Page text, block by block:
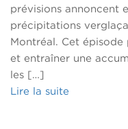
prévisions annoncent
précipitations
Montréal. Cet
et entraîner une
les […]
Lire la suite